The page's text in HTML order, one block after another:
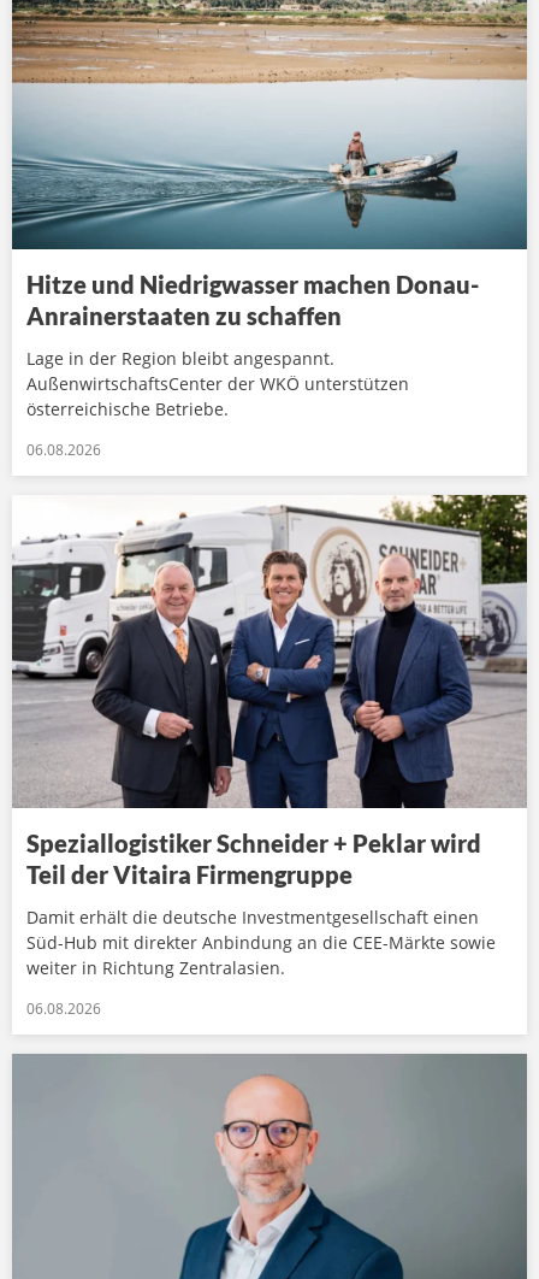
Hitze und Niedrigwasser machen Donau-
Anrainerstaaten zu schaffen
Lage in der Region bleibt angespannt.
AußenwirtschaftsCenter der WKÖ unterstützen
österreichische Betriebe.
06.08.2026
Speziallogistiker Schneider + Peklar wird
Teil der Vitaira Firmengruppe
Damit erhält die deutsche Investmentgesellschaft einen
Süd-Hub mit direkter Anbindung an die CEE-Märkte sowie
weiter in Richtung Zentralasien.
06.08.2026